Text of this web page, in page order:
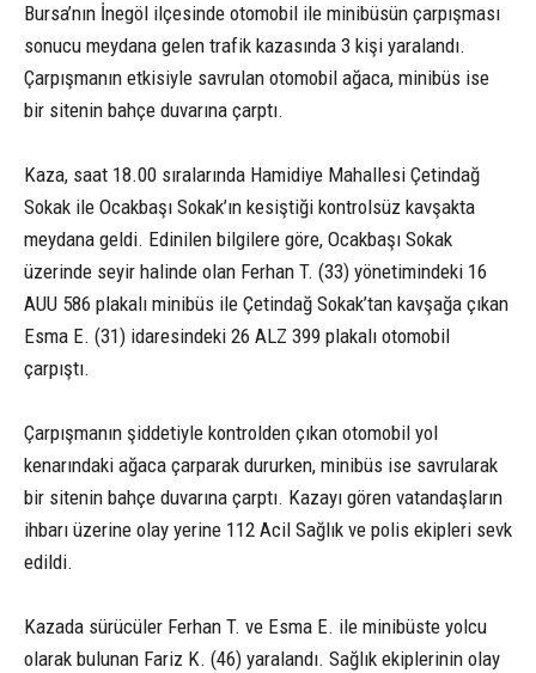
Bursa’nın İnegöl ilçesinde otomobil ile minibüsün çarpışması
sonucu meydana gelen trafik kazasında 3 kişi yaralandı.
Çarpışmanın etkisiyle savrulan otomobil ağaca, minibüs ise
bir sitenin bahçe duvarına çarptı.
Kaza, saat 18.00 sıralarında Hamidiye Mahallesi Çetindağ
Sokak ile Ocakbaşı Sokak’ın kesiştiği kontrolsüz kavşakta
meydana geldi. Edinilen bilgilere göre, Ocakbaşı Sokak
üzerinde seyir halinde olan Ferhan T. (33) yönetimindeki 16
AUU 586 plakalı minibüs ile Çetindağ Sokak’tan kavşağa çıkan
Esma E. (31) idaresindeki 26 ALZ 399 plakalı otomobil
çarpıştı.
Çarpışmanın şiddetiyle kontrolden çıkan otomobil yol
kenarındaki ağaca çarparak dururken, minibüs ise savrularak
bir sitenin bahçe duvarına çarptı. Kazayı gören vatandaşların
ihbarı üzerine olay yerine 112 Acil Sağlık ve polis ekipleri sevk
edildi.
Kazada sürücüler Ferhan T. ve Esma E. ile minibüste yolcu
olarak bulunan Fariz K. (46) yaralandı. Sağlık ekiplerinin olay